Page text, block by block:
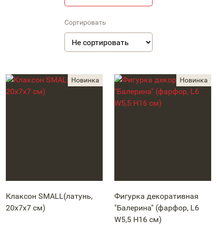
Клаксон SMALL(латунь,
20х7х7 см)
Фигурка декоративная
"Балерина" (фарфор, L6
W5,5 H16 см)
Сортировать